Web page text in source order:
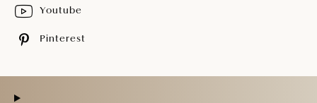
Youtube
Pinterest